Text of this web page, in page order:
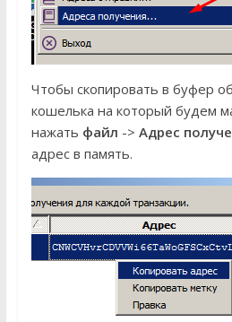
Чтобы скопировать в буфер
кошелька на который будем
нажать файл -> Адрес
адрес в память.